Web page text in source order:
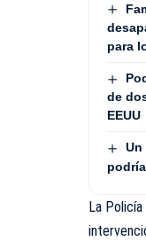
para
de
EEUU
Un
La